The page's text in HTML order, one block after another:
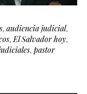
, audiencia judicial,
, El Salvador hoy,
, pastor